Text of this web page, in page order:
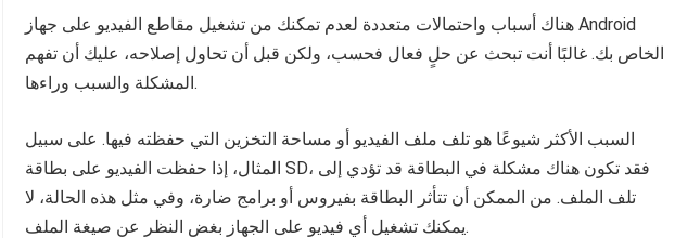
هناك أسباب واحتمالات متعددة لعدم تمكنك من تشغيل مقاطع الفيديو على جهاز Android
الخاص بك. غالبًا أنت تبحث عن حلٍ فعال فحسب، ولكن قبل أن تحاول إصلاحه، عليك أن تفهم
المشكلة والسبب وراءها.
السبب الأكثر شيوعًا هو تلف ملف الفيديو أو مساحة التخزين التي حفظته فيها. على سبيل
المثال، إذا حفظت الفيديو على بطاقة SD، فقد تكون هناك مشكلة في البطاقة قد تؤدي إلى
تلف الملف. من الممكن أن تتأثر البطاقة بفيروس أو برامج ضارة، وفي مثل هذه الحالة، لا
يمكنك تشغيل أي فيديو على الجهاز بغض النظر عن صيغة الملف.